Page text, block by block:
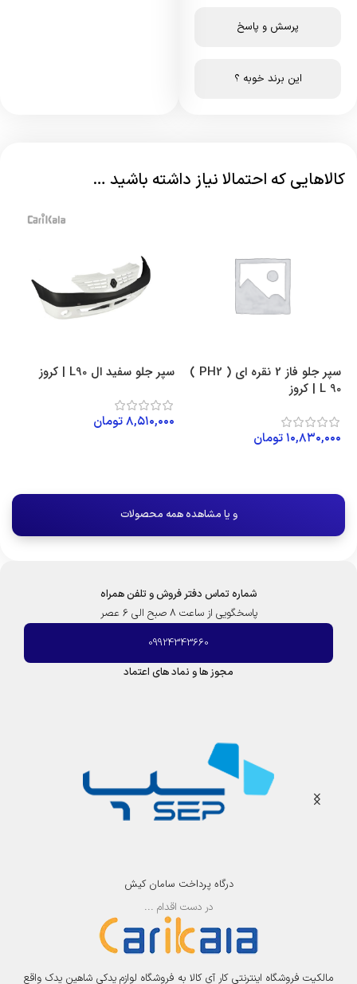
پرسش و پاسخ
این برند خوبه ؟
کالاهایی که احتمالا نیاز داشته باشید …
سپر جلو فاز 2 نقره ای ( PH2 )
L 90 | کروز
۱۰,۸۳۰,۰۰۰تومان
سپر جلو سفید ال L90 | کروز
۸,۵۱۰,۰۰۰تومان
و یا مشاهده همه محصولات
شماره تماس دفتر فروش و تلفن همراه
پاسخگویی از ساعت 8 صبح الی 6 عصر
09924343660
مجوز ها و نماد های اعتماد
درگاه پرداخت سامان کیش
در دست اقدام ...
مالکیت فروشگاه اینترنتی کار آی کالا به فروشگاه لوازم یدکی شاهین یدک واقع